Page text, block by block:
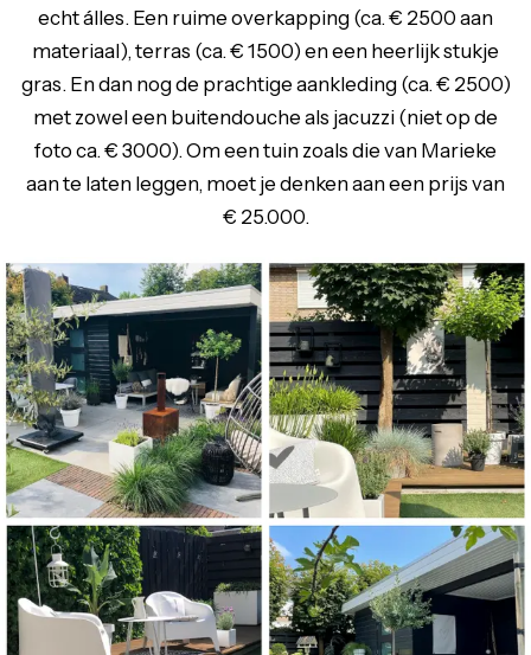
echt álles. Een ruime overkapping (ca. € 2500 aan
materiaal), terras (ca. € 1500) en een heerlijk stukje
gras. En dan nog de prachtige aankleding (ca. € 2500)
met zowel een buitendouche als jacuzzi (niet op de
foto ca. € 3000). Om een tuin zoals die van Marieke
aan te laten leggen, moet je denken aan een prijs van
€ 25.000.